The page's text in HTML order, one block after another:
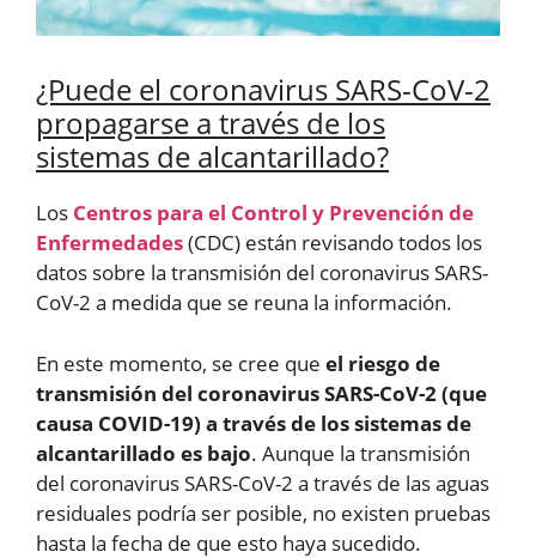
¿Puede el coronavirus SARS-CoV-2
propagarse a través de los
sistemas de alcantarillado?
Los Centros para el Control y Prevención de
Enfermedades(CDC) están revisando todos los
datos sobre la transmisión del coronavirus SARS-
CoV-2 a medida que se reuna la información.
En este momento, se cree que el riesgo de
transmisión del coronavirus SARS-CoV-2 (que
causa COVID-19) a través de los sistemas de
alcantarillado es bajo. Aunque la transmisión
del coronavirus SARS-CoV-2 a través de las aguas
residuales podría ser posible, no existen pruebas
hasta la fecha de que esto haya sucedido.